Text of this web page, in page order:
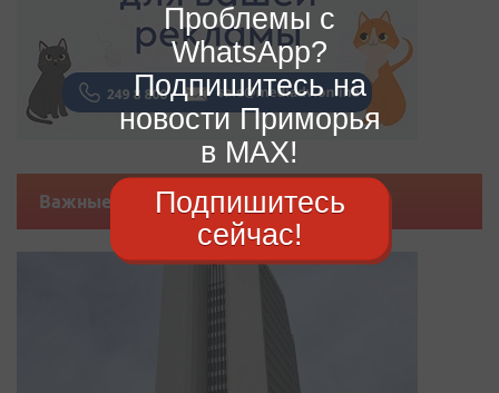
Важные новости
Проблемы с
WhatsApp?
Подпишитесь на
новости Приморья
в MAX!
Подпишитесь
сейчас!